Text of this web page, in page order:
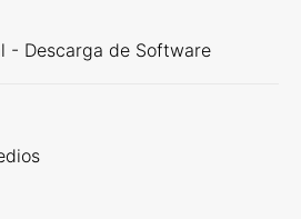
- Descarga de Software